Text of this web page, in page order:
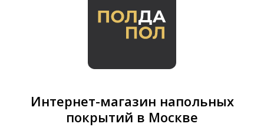
Интернет-магазин напольных
покрытий в Москве